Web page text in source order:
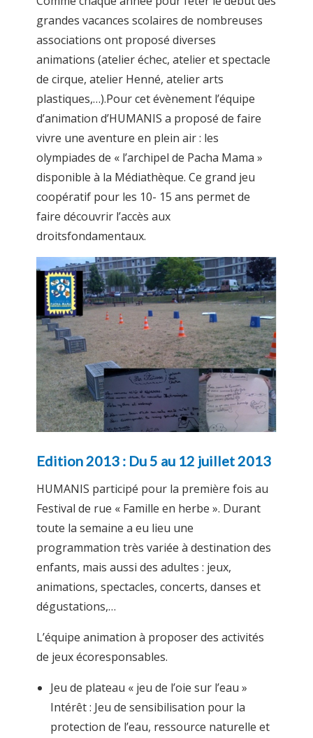
grandes vacances scolaires de nombreuses
associations ont proposé diverses
animations (atelier échec, atelier et spectacle
de cirque, atelier Henné, atelier arts
plastiques,…).Pour cet évènement l’équipe
d’animation d’HUMANIS a proposé de faire
vivre une aventure en plein air : les
olympiades de « l’archipel de Pacha Mama »
disponible à la Médiathèque. Ce grand jeu
coopératif pour les 10- 15 ans permet de
faire découvrir l’accès aux
droitsfondamentaux.
Edition 2013 : Du 5 au 12 juillet 2013
HUMANIS participé pour la première fois au
Festival de rue « Famille en herbe ». Durant
toute la semaine a eu lieu une
programmation très variée à destination des
enfants, mais aussi des adultes : jeux,
animations, spectacles, concerts, danses et
dégustations,…
L’équipe animation à proposer des activités
de jeux écoresponsables.
Jeu de plateau « jeu de l’oie sur l’eau »
Intérêt : Jeu de sensibilisation pour la
protection de l’eau, ressource naturelle et